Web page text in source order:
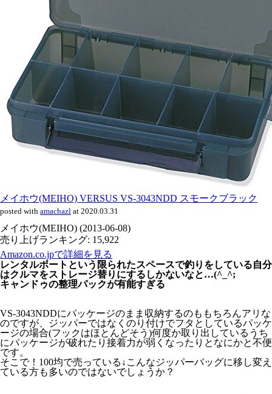
メイホウ(MEIHO) VERSUS VS-3043NDD スモークブラック
posted with amachazl at 2020.03.31
メイホウ(MEIHO) (2013-06-08)
売り上げランキング: 15,922
Amazon.co.jpで詳細を見る
レンタルボートという限られたスペースで釣りをしている自分
はクルマをストレージ替りにするしかないなと…(^_^;
キャンドゥの整理パックが有能すぎる
VS-3043NDDにパッケージのまま収納するのももちろんアリな
のですが、ジッパーではなくのり付けでフタとしているパッケ
ージの場合(フックはほとんどそう)何度か取り出しているうち
にパッケージが破れたり接着力が弱くなったりとなにかと不便
です。
そこで！100均で売っている↓こんなジッパーバッグに移し変え
ている方も多いのではないでしょうか？